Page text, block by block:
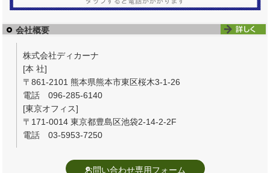
会社概要
株式会社ディカーナ
[本 社]
〒861-2101 熊本県熊本市東区桜木3-1-26
電話 096-285-6140
[東京オフィス]
〒171-0014 東京都豊島区池袋2-14-2-2F
電話 03-5953-7250
お問い合わせ専用フォーム